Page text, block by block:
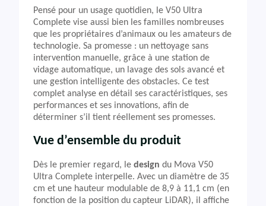
Pensé pour un usage quotidien, le V50 Ultra
Complete vise aussi bien les familles nombreuses
que les propriétaires d’animaux ou les amateurs de
technologie. Sa promesse : un nettoyage sans
intervention manuelle, grâce à une station de
vidage automatique, un lavage des sols avancé et
une gestion intelligente des obstacles. Ce test
complet analyse en détail ses caractéristiques, ses
performances et ses innovations, afin de
déterminer s’il tient réellement ses promesses.
Vue d’ensemble du produit
Dès le premier regard, le design du Mova V50
Ultra Complete interpelle. Avec un diamètre de 35
cm et une hauteur modulable de 8,9 à 11,1 cm (en
fonction de la position du capteur LiDAR), il affiche